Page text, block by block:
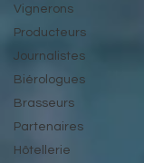
Vignerons
Producteurs
Journalistes
Biérologues
Brasseurs
Partenaires
Hôtellerie